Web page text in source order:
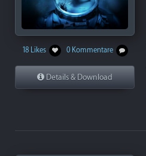
18 Likes 0 Kommentare
Details & Download